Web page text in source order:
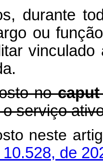
durante
ou
nocaput
serviço
neste
de